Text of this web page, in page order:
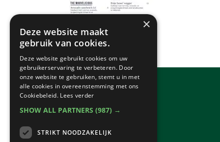
×
Deze website maakt
gebruik van cookies.
Deze website gebruikt cookies om uw
gebruikerservaring te verbeteren. Door
onze website te gebruiken, stemt u in met
alle cookies in overeenstemming met ons
Cookiebeleid. Lees verder
SHOW ALL PARTNERS (987) →
STRIKT NOODZAKELIJK